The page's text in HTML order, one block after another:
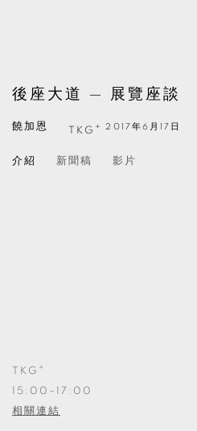
後座大道 — 展覽座談
饒加恩 TKG + 2017年6月17日
介紹 新聞稿 影片
TKG +
15:00–17:00
相關連結